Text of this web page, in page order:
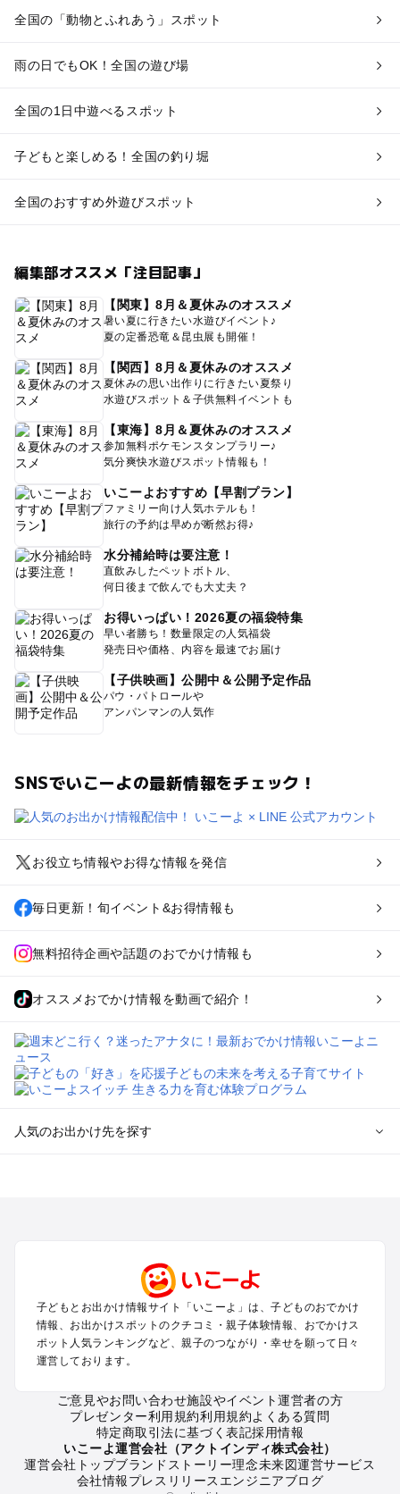
全国の「動物とふれあう」スポット
雨の日でもOK！全国の遊び場
全国の1日中遊べるスポット
子どもと楽しめる！全国の釣り堀
全国のおすすめ外遊びスポット
編集部オススメ「注目記事」
【関東】8月＆夏休みのオススメ
暑い夏に行きたい水遊びイベント♪
夏の定番恐竜＆昆虫展も開催！
【関西】8月＆夏休みのオススメ
夏休みの思い出作りに行きたい夏祭り
水遊びスポット＆子供無料イベントも
【東海】8月＆夏休みのオススメ
参加無料ポケモンスタンプラリー♪
気分爽快水遊びスポット情報も！
いこーよおすすめ【早割プラン】
ファミリー向け人気ホテルも！
旅行の予約は早めが断然お得♪
水分補給時は要注意！
直飲みしたペットボトル、
何日後まで飲んでも大丈夫？
お得いっぱい！2026夏の福袋特集
早い者勝ち！数量限定の人気福袋
発売日や価格、内容を最速でお届け
【子供映画】公開中＆公開予定作品
パウ・パトロールや
アンパンマンの人気作
SNSでいこーよの最新情報をチェック！
お役立ち情報やお得な情報を発信
毎日更新！旬イベント&お得情報も
無料招待企画や話題のおでかけ情報も
オススメおでかけ情報を動画で紹介！
人気のお出かけ先を探す
関西のプールおでかけ
中国･四国のプールおでかけ
九州･沖縄のプールおでかけ
定番お出かけスポット
牧場
子どもとお出かけ情報サイト「いこーよ」は、子どものおでかけ
情報、お出かけスポットのクチコミ・親子体験情報、おでかけス
ポット人気ランキングなど、親子のつながり・幸せを願って日々
運営しております。
ご意見やお問い合わせ施設やイベント運営者の方
プレゼンター利用規約利用規約よくある質問
特定商取引法に基づく表記採用情報
いこーよ運営会社（アクトインディ株式会社）
運営会社トップブランドストーリー理念未来図運営サービス
会社情報プレスリリース エンジニアブログ